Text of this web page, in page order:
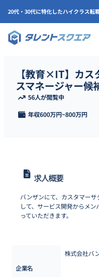
20代・30代に特化したハイクラス転
【教育×IT】カス
スマネージャー候
56人が閲覧中
年収600万円~800万円
求人概要
バンザンにて、カスタマー
して、サービス開発からメ
っていただきます。
企業名
株式会社バ